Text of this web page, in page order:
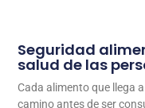
Seguridad
salud de las
Cada alimento que llega
camino antes de ser